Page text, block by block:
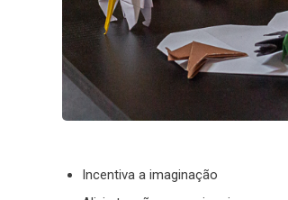
Incentiva a imaginação